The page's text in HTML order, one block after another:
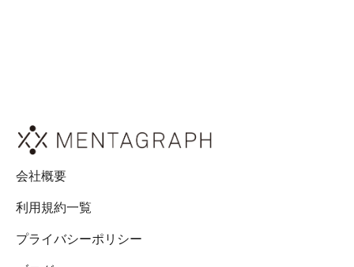
会社概要
利用規約一覧
プライバシーポリシー